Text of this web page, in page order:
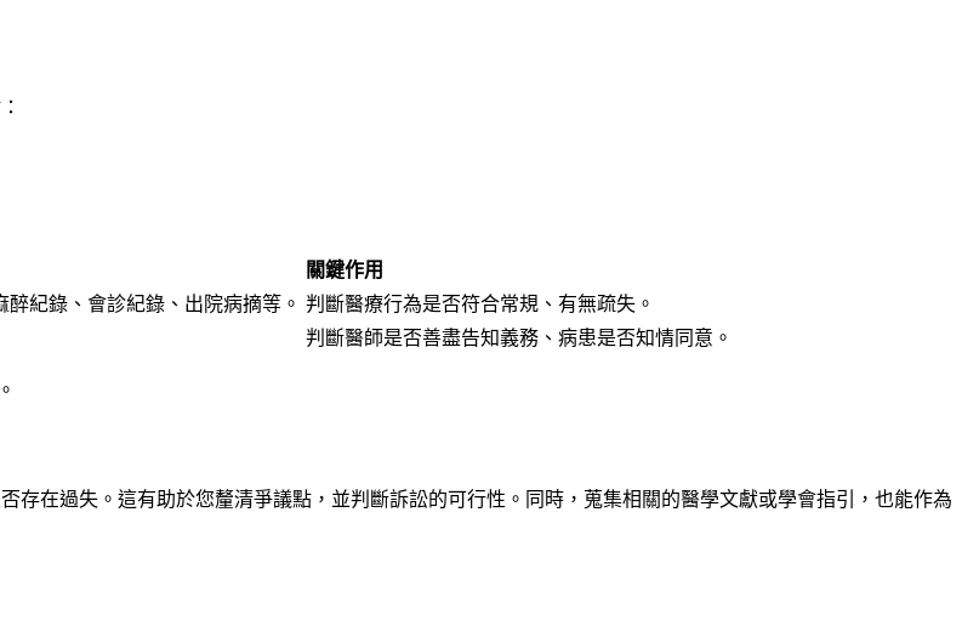
關鍵作用
紀錄、會診紀錄、出院病摘等。 判斷醫療行為是否符合常規、有無疏失。
判斷醫師是否善盡告知義務、病患是否知情同意。
存在過失。這有助於您釐清爭議點，並判斷訴訟的可行性。同時，蒐集相關的醫學文獻或學會指引，也能作為